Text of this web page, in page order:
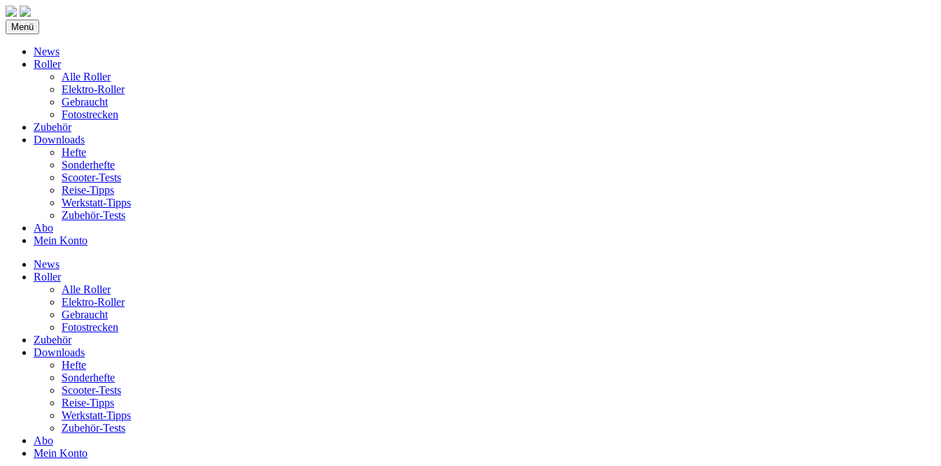
Menü
News
Roller
Alle Roller
Elektro-Roller
Gebraucht
Fotostrecken
Zubehör
Downloads
Hefte
Sonderhefte
Scooter-Tests
Reise-Tipps
Werkstatt-Tipps
Zubehör-Tests
Abo
Mein Konto
News
Roller
Alle Roller
Elektro-Roller
Gebraucht
Fotostrecken
Zubehör
Downloads
Hefte
Sonderhefte
Scooter-Tests
Reise-Tipps
Werkstatt-Tipps
Zubehör-Tests
Abo
Mein Konto